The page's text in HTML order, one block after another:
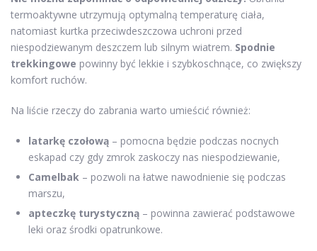
termoaktywne utrzymują optymalną temperaturę ciała,
natomiast kurtka przeciwdeszczowa uchroni przed
niespodziewanym deszczem lub silnym wiatrem. Spodnie
trekkingowe powinny być lekkie i szybkoschnące, co zwiększy
komfort ruchów.
Na liście rzeczy do zabrania warto umieścić również:
latarkę czołową – pomocna będzie podczas nocnych
eskapad czy gdy zmrok zaskoczy nas niespodziewanie,
Camelbak – pozwoli na łatwe nawodnienie się podczas
marszu,
apteczkę turystyczną – powinna zawierać podstawowe
leki oraz środki opatrunkowe.